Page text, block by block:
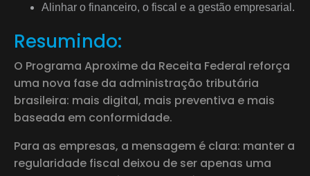
Alinhar o financeiro, o fiscal e a gestão empresarial.
Resumindo:
O Programa Aproxime da Receita Federal reforça
uma nova fase da administração tributária
brasileira: mais digital, mais preventiva e mais
baseada em conformidade.
Para as empresas, a mensagem é clara: manter a
regularidade fiscal deixou de ser apenas uma